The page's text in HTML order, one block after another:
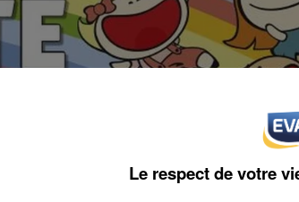
Le respect de votre